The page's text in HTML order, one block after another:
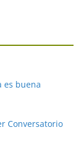
es buena
Conversatorio